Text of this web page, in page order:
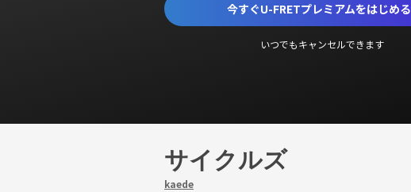
今すぐU-FRETプレミアムをはじめる
いつでもキャンセルできます
サイクルズ
kaede